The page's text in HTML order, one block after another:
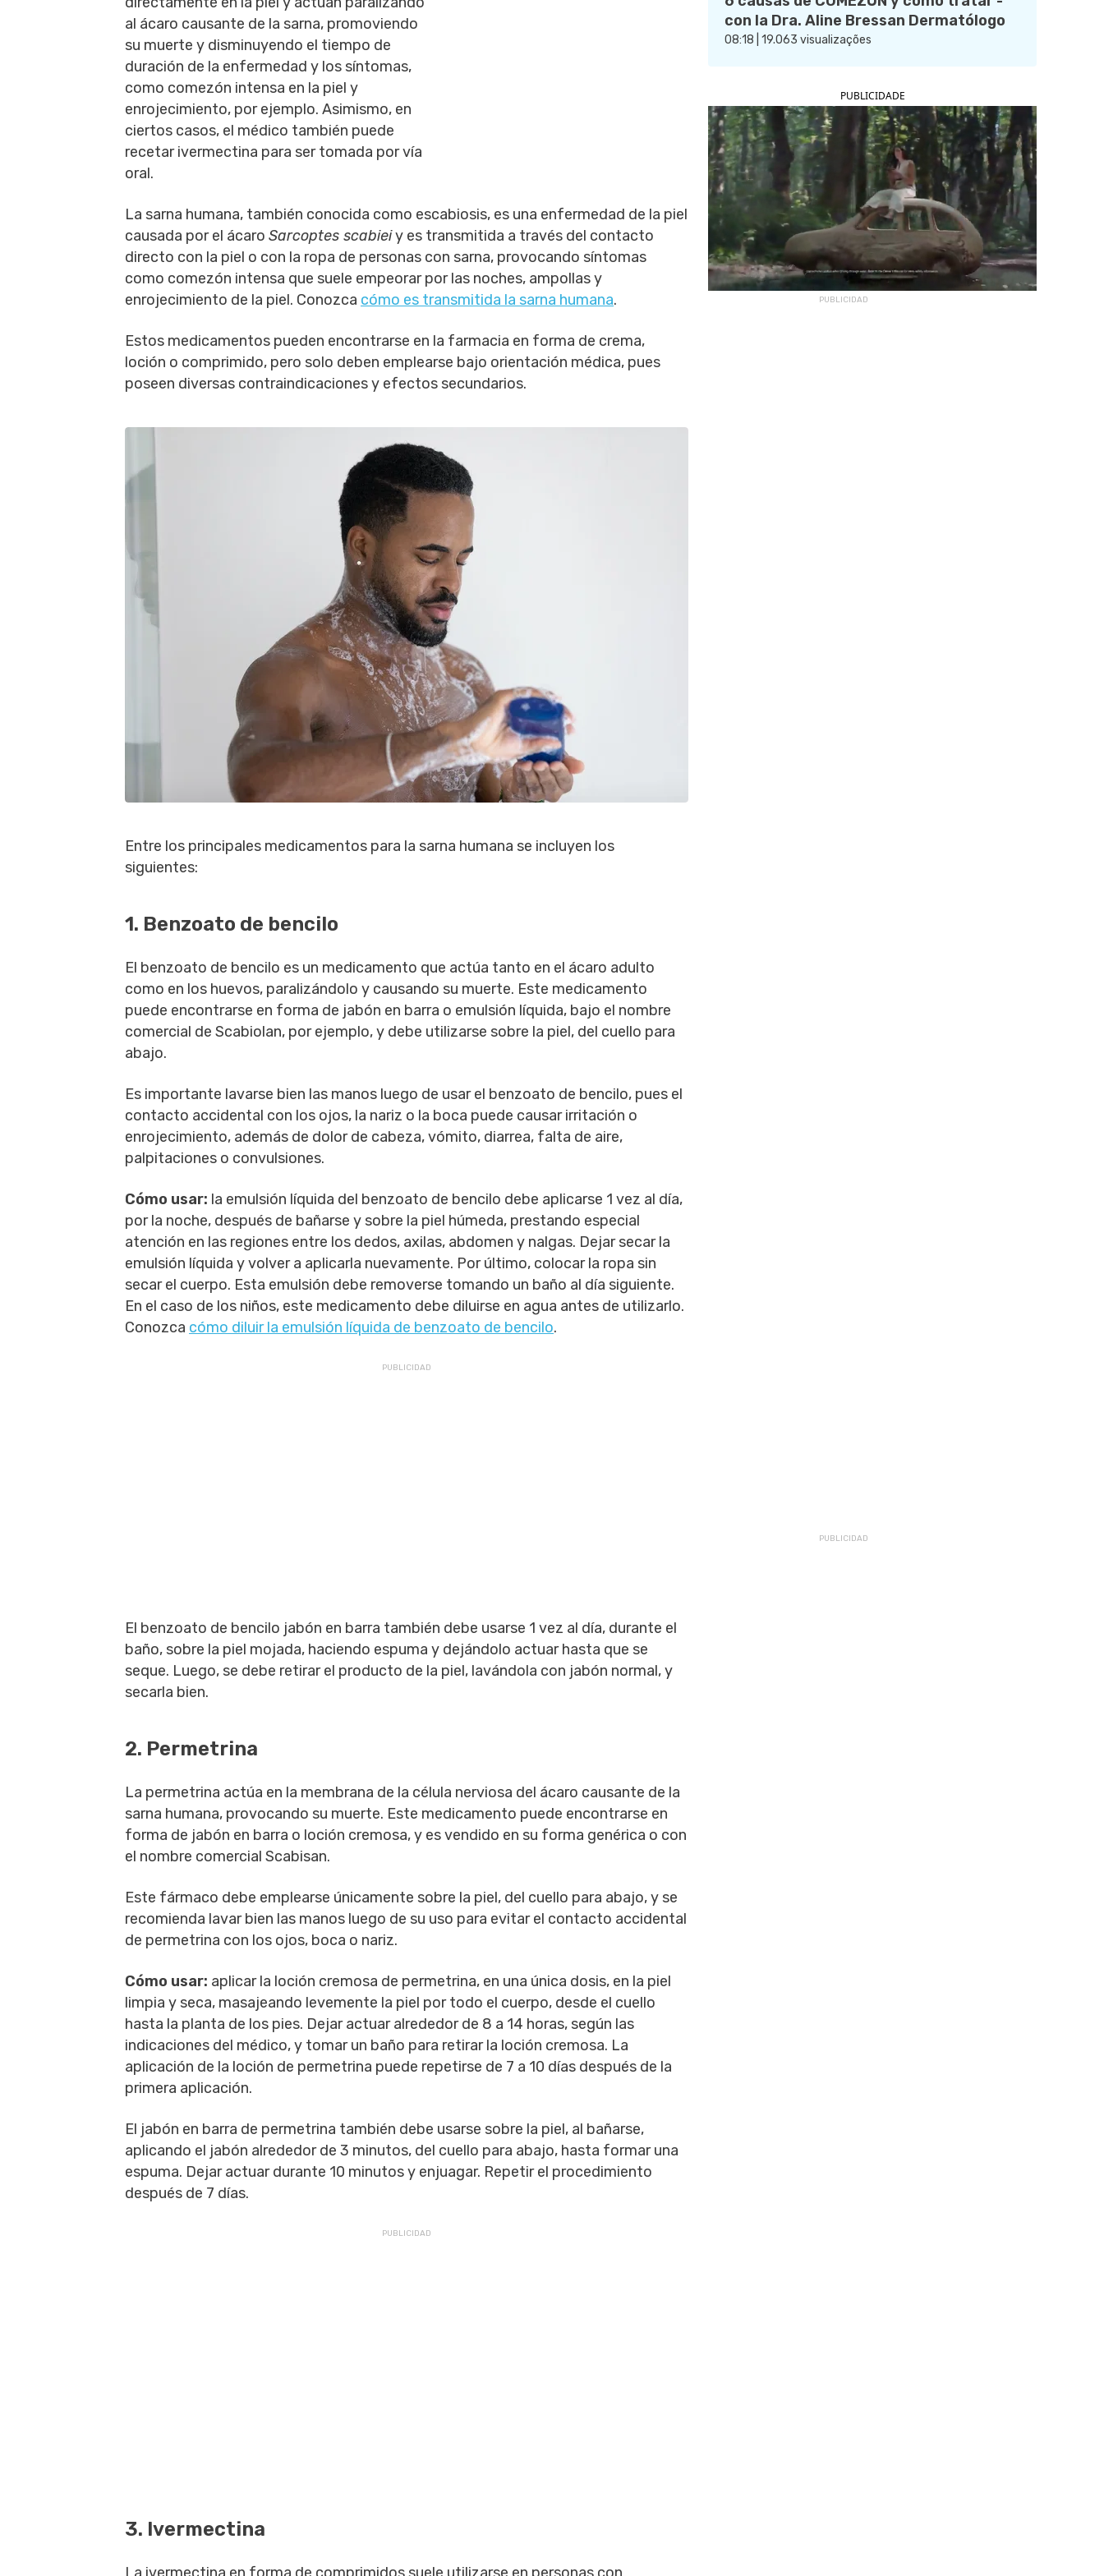
al ácaro causante de la sarna, promoviendo
su muerte y disminuyendo el tiempo de
duración de la enfermedad y los síntomas,
como comezón intensa en la piel y
enrojecimiento, por ejemplo. Asimismo, en
ciertos casos, el médico también puede
recetar ivermectina para ser tomada por vía
oral.
La sarna humana, también conocida como escabiosis, es una enfermedad de la piel
causada por el ácaro Sarcoptes scabieiy es transmitida a través del contacto
directo con la piel o con la ropa de personas con sarna, provocando síntomas
como comezón intensa que suele empeorar por las noches, ampollas y
enrojecimiento de la piel. Conozca cómo es transmitida la sarna humana.
Estos medicamentos pueden encontrarse en la farmacia en forma de crema,
loción o comprimido, pero solo deben emplearse bajo orientación médica, pues
poseen diversas contraindicaciones y efectos secundarios.
Entre los principales medicamentos para la sarna humana se incluyen los
siguientes:
1. Benzoato de bencilo
El benzoato de bencilo es un medicamento que actúa tanto en el ácaro adulto
como en los huevos, paralizándolo y causando su muerte. Este medicamento
puede encontrarse en forma de jabón en barra o emulsión líquida, bajo el nombre
comercial de Scabiolan, por ejemplo, y debe utilizarse sobre la piel, del cuello para
abajo.
Es importante lavarse bien las manos luego de usar el benzoato de bencilo, pues el
contacto accidental con los ojos, la nariz o la boca puede causar irritación o
enrojecimiento, además de dolor de cabeza, vómito, diarrea, falta de aire,
palpitaciones o convulsiones.
Cómo usar: la emulsión líquida del benzoato de bencilo debe aplicarse 1 vez al día,
por la noche, después de bañarse y sobre la piel húmeda, prestando especial
atención en las regiones entre los dedos, axilas, abdomen y nalgas. Dejar secar la
emulsión líquida y volver a aplicarla nuevamente. Por último, colocar la ropa sin
secar el cuerpo. Esta emulsión debe removerse tomando un baño al día siguiente.
En el caso de los niños, este medicamento debe diluirse en agua antes de utilizarlo.
Conozca cómo diluir la emulsión líquida de benzoato de bencilo.
El benzoato de bencilo jabón en barra también debe usarse 1 vez al día, durante el
baño, sobre la piel mojada, haciendo espuma y dejándolo actuar hasta que se
seque. Luego, se debe retirar el producto de la piel, lavándola con jabón normal, y
secarla bien.
2. Permetrina
La permetrina actúa en la membrana de la célula nerviosa del ácaro causante de la
sarna humana, provocando su muerte. Este medicamento puede encontrarse en
forma de jabón en barra o loción cremosa, y es vendido en su forma genérica o con
el nombre comercial Scabisan.
Este fármaco debe emplearse únicamente sobre la piel, del cuello para abajo, y se
recomienda lavar bien las manos luego de su uso para evitar el contacto accidental
de permetrina con los ojos, boca o nariz.
Cómo usar: aplicar la loción cremosa de permetrina, en una única dosis, en la piel
limpia y seca, masajeando levemente la piel por todo el cuerpo, desde el cuello
hasta la planta de los pies. Dejar actuar alrededor de 8 a 14 horas, según las
indicaciones del médico, y tomar un baño para retirar la loción cremosa. La
aplicación de la loción de permetrina puede repetirse de 7 a 10 días después de la
primera aplicación.
El jabón en barra de permetrina también debe usarse sobre la piel, al bañarse,
aplicando el jabón alrededor de 3 minutos, del cuello para abajo, hasta formar una
espuma. Dejar actuar durante 10 minutos y enjuagar. Repetir el procedimiento
después de 7 días.
3. Ivermectina
con la Dra. Aline Bressan Dermatólogo
08:18 | 19.063 visualizações
PUBLICIDADE